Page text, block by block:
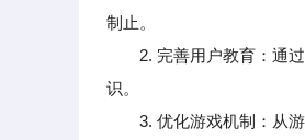
制止。
2. 完善用户教育：通过
识。
3. 优化游戏机制：从游